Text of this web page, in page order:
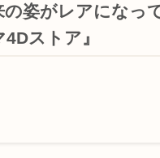
の姿がレアになっ
ストア』